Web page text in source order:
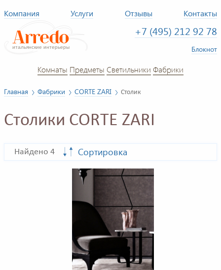
Компания Услуги Отзывы Контакты
+7 (495) 212 92 78
Блокнот
Комнаты Предметы Светильники Фабрики
Главная Фабрики CORTE ZARI Столик
Столики CORTE ZARI
Найдено 4 Сортировка